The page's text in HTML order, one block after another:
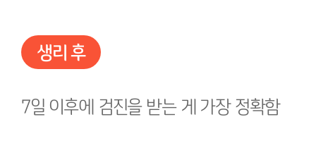
생리 후
7일 이후에 검진을 받는 게 가장 정확함